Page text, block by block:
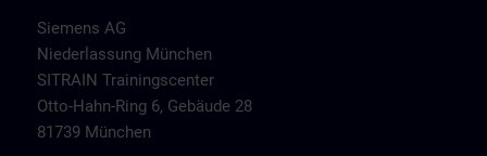
Siemens AG
Niederlassung München
SITRAIN Trainingscenter
Otto-Hahn-Ring 6, Gebäude 28
81739 München